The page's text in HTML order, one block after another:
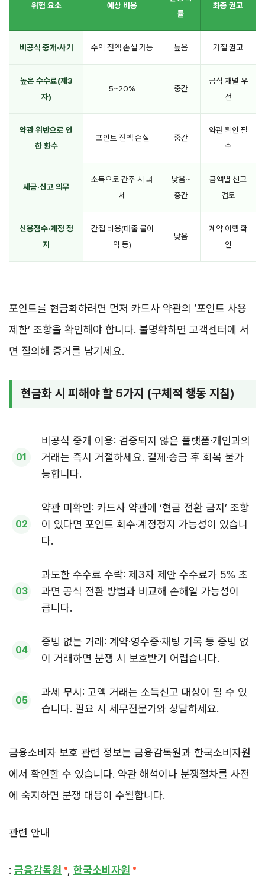
위험 요소 예상 비용
률
최종 권고
비공식 중개·사기 수익 전액 손실 가능 높음 거절 권고
높은 수수료(제3
자)
5~20% 중간
공식 채널 우
선
약관 위반으로 인
한 환수
포인트 전액 손실 중간
약관 확인 필
수
세금·신고 의무
소득으로 간주 시 과
세
낮음~
중간
금액별 신고
검토
신용점수·계정 정
지
간접 비용(대출 불이
익 등)
낮음
계약 이행 확
인
포인트를 현금화하려면 먼저 카드사 약관의 ‘포인트 사용
제한’ 조항을 확인해야 합니다. 불명확하면 고객센터에 서
면 질의해 증거를 남기세요.
현금화 시 피해야 할 5가지 (구체적 행동 지침)
비공식 중개 이용: 검증되지 않은 플랫폼·개인과의
거래는 즉시 거절하세요. 결제·송금 후 회복 불가
능합니다.
약관 미확인: 카드사 약관에 ‘현금 전환 금지’ 조항
이 있다면 포인트 회수·계정정지 가능성이 있습니
다.
과도한 수수료 수락: 제3자 제안 수수료가 5% 초
과면 공식 전환 방법과 비교해 손해일 가능성이
큽니다.
증빙 없는 거래: 계약·영수증·채팅 기록 등 증빙 없
이 거래하면 분쟁 시 보호받기 어렵습니다.
과세 무시: 고액 거래는 소득신고 대상이 될 수 있
습니다. 필요 시 세무전문가와 상담하세요.
금융소비자 보호 관련 정보는 금융감독원과 한국소비자원
에서 확인할 수 있습니다. 약관 해석이나 분쟁절차를 사전
에 숙지하면 분쟁 대응이 수월합니다.
관련 안내
: 금융감독원 한국소비자원